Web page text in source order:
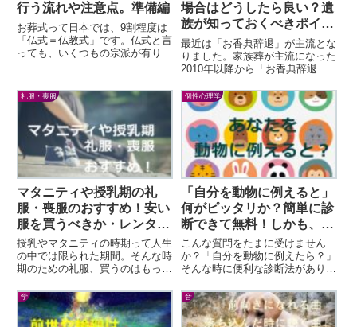
行う流れや注意点。準備編
お葬式って日本では、9割程度は
「仏式＝仏教式」です。仏式と言
っても、いくつもの宗派が有りま
宗教がほぼ関係します。そんな
中、2020年の現在で...
場合はどうしたら良い？遺
族が知っておくべきポイン
ト。
最近は「お香典辞退」が主流とな
りました。家族葬が主流になった
2010年以降から「お香典辞退」
らは「お香典辞退」が主流となり
ました。一般葬（家族葬以外の昔
ながらのお葬式）...
礼服・喪服
マタニティや授乳期の礼
服・喪服のおすすめ！安い
服を買うべきか・レンタル
か？
授乳やマタニティの時期って人生
の中では限られた期間。そんな時
期のための礼服、買うのはもった
いの？特に、葬儀は急なので、困
ってしまう…。「マタニティや授
乳時期の礼服について...
個性心理学
「自分を動物に例えると」
何がピッタリか？簡単に診
断できて無料！しかも、当
たってる！【個性心理学・
動物占い】
こんな質問をたまに受けません
か？「自分を動物に例えたら？」
そんな時に便利な診断法がありま
たってる！「自分って動物に例え
たらこうなんだ」って、妙に納得
しちゃいました。外見で...
学 音